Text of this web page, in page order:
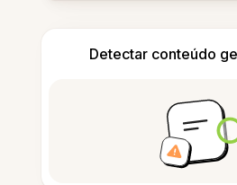
Detectar conteúdo